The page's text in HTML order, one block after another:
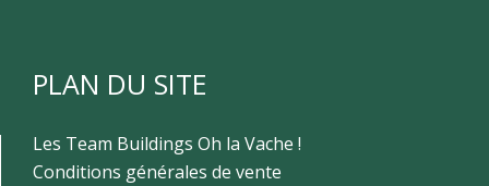
PLAN DU SITE
Les Team Buildings Oh la Vache !
Conditions générales de vente